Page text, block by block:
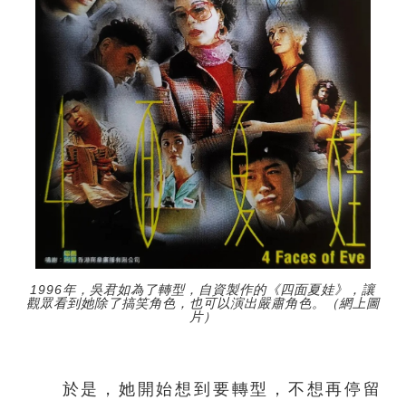
1996年，吳君如為了轉型，自資製作的《四面夏娃》，讓
觀眾看到她除了搞笑角色，也可以演出嚴肅角色。（網上圖
片）
於是，她開始想到要轉型，不想再停留